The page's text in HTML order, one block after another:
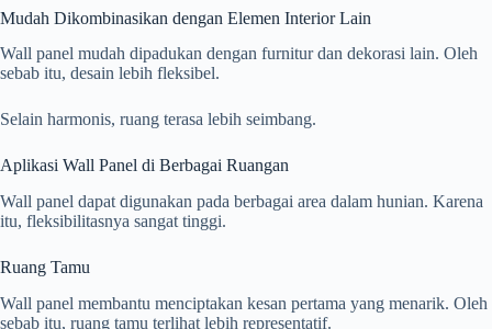
Mudah Dikombinasikan dengan Elemen Interior Lain
Wall panel mudah dipadukan dengan furnitur dan dekorasi lain. Oleh
sebab itu, desain lebih fleksibel.
Selain harmonis, ruang terasa lebih seimbang.
Aplikasi Wall Panel di Berbagai Ruangan
Wall panel dapat digunakan pada berbagai area dalam hunian. Karena
itu, fleksibilitasnya sangat tinggi.
Ruang Tamu
Wall panel membantu menciptakan kesan pertama yang menarik. Oleh
sebab itu, ruang tamu terlihat lebih representatif.